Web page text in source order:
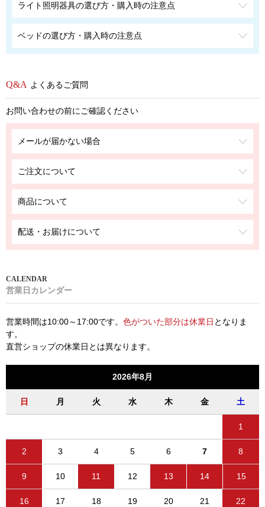
ライト照明器具の選び方・購入時の注意点
ベッドの選び方・購入時の注意点
よくあるご質問
お問い合わせの前にご確認ください
メールが届かない場合
ご注文について
商品について
配送・お届けについて
営業日カレンダー
営業時間は10:00～17:00です。 色がついた部分は休業日 となりま
す。
直営ショップの休業日とは異なります。
2026年8月
日 月 火 水 木 金 土
1
2 3 4 5 6 7 8
9 10 11 12 13 14 15
16 17 18 19 20 21 22